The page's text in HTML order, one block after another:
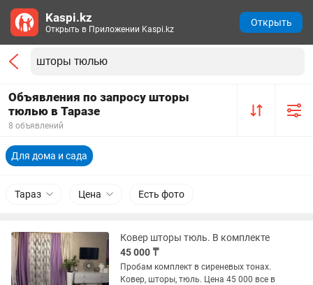
Объявления по запросу шторы
тюлью в Таразе
8 объявлений
Для дома и сада
Тараз Цена Есть фото
Ковер шторы тюль. В комплекте
45 000 ₸
Пробам комплект в сиреневых тонах.
Ковер, шторы, тюль. Цена 45 000 все в
Kaspi.kz
Открыть в Приложении Kaspi.kz
Открыть